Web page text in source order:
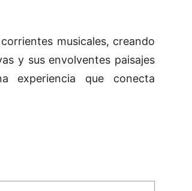
musicales, creando
y sus envolventes paisajes
experiencia que conecta